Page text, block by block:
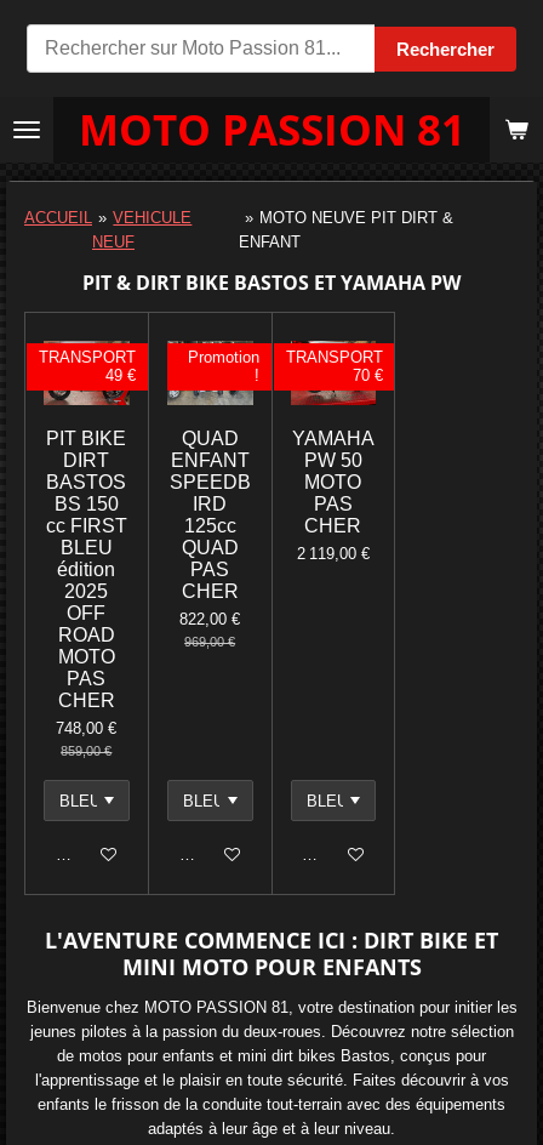
Rechercher
Passer
au
principal
MOTO PASSION 81
ACCUEIL » VEHICULE
NEUF
» MOTO NEUVE PIT DIRT &
ENFANT
PIT & DIRT BIKE BASTOS ET YAMAHA PW
TRANSPORT
49 €
PIT BIKE
DIRT
BASTOS
BS 150
cc FIRST
BLEU
édition
2025
OFF
ROAD
MOTO
PAS
CHER
748,00 €
859,00 €
Ajouter au panier
Promotion
!
QUAD
ENFANT
SPEEDB
IRD
125cc
QUAD
PAS
CHER
822,00 €
969,00 €
Ajouter au panier
TRANSPORT
70 €
YAMAHA
PW 50
MOTO
PAS
CHER
2 119,00 €
Ajouter au panier
L'AVENTURE COMMENCE ICI : DIRT BIKE ET
MINI MOTO POUR ENFANTS
Bienvenue chez MOTO PASSION 81, votre destination pour initier les
jeunes pilotes à la passion du deux-roues. Découvrez notre sélection
de motos pour enfants et mini dirt bikes Bastos, conçus pour
l'apprentissage et le plaisir en toute sécurité. Faites découvrir à vos
enfants le frisson de la conduite tout-terrain avec des équipements
adaptés à leur âge et à leur niveau.